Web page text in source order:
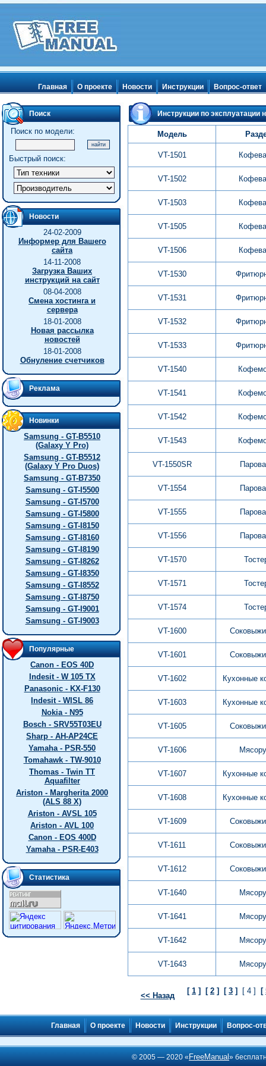
Главная О проекте Новости Инструкции Вопрос-ответ
Поиск
Поиск по модели:
Быстрый поиск:
Новости
24-02-2009
Информер для Вашего
сайта
14-11-2008
Загрузка Ваших
инструкций на сайт
08-04-2008
Смена хостинга и
сервера
18-01-2008
Новая рассылка
новостей
18-01-2008
Обнуление счетчиков
Реклама
Новинки
Samsung - GT-B5510
(Galaxy Y Pro)
Samsung - GT-B5512
(Galaxy Y Pro Duos)
Samsung - GT-B7350
Samsung - GT-I5500
Samsung - GT-I5700
Samsung - GT-I5800
Samsung - GT-I8150
Samsung - GT-I8160
Samsung - GT-I8190
Samsung - GT-I8262
Samsung - GT-I8350
Samsung - GT-I8552
Samsung - GT-I8750
Samsung - GT-I9001
Samsung - GT-I9003
Популярные
Canon - EOS 40D
Indesit - W 105 TX
Panasonic - KX-F130
Indesit - WISL 86
Nokia - N95
Bosch - SRV55T03EU
Sharp - AH-AP24CE
Yamaha - PSR-550
Tomahawk - TW-9010
Thomas - Twin TT
Aquafilter
Ariston - Margherita 2000
(ALS 88 X)
Ariston - AVSL 105
Ariston - AVL 100
Canon - EOS 400D
Yamaha - PSR-E403
Статистика
Инструкции по эксплуатации
Модель
VT-1501
VT-1502
VT-1503
VT-1505
VT-1506
VT-1530
VT-1531
VT-1532
VT-1533
VT-1540
VT-1541
VT-1542
VT-1543
VT-1550SR
VT-1554
VT-1555
VT-1556
VT-1570
VT-1571
VT-1574
VT-1600
VT-1601
VT-1602 Кухонные
VT-1603 Кухонные
VT-1605
VT-1606
VT-1607 Кухонные
VT-1608 Кухонные
VT-1609
VT-1611
VT-1612
VT-1640
VT-1641
VT-1642
VT-1643
<< Назад
[ 1 ] [ 2 ] [ 3 ] [ 4 ] [
Главная О проекте Новости Инструкции Вопрос-
© 2005 — 2020 « FreeManual»